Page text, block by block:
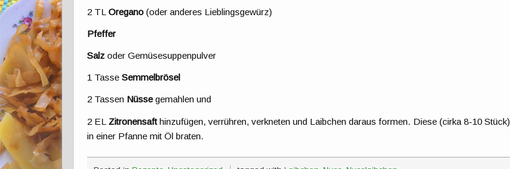
2 TLOregano (oder anderes Lieblingsgewürz)
Pfeffer
Salzoder Gemüsesuppenpulver
1 TasseSemmelbrösel
2 Tassen Nüssegemahlen und
2 EL Zitronensafthinzufügen, verrühren, verkneten und Laibchen daraus formen. Diese (cirka 8-10 Stück)
in einer Pfanne mit Öl braten.